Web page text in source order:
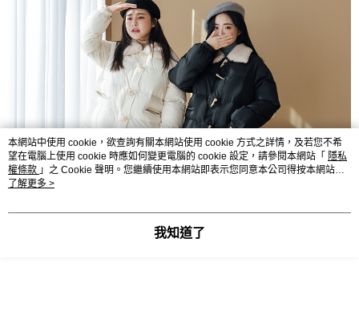
本網站中使用 cookie，欲查詢有關本網站使用 cookie 方式之詳情，及若您不希
望在電腦上使用 cookie 時應如何變更電腦的 cookie 設定，請參閱本網站「 隱私
權條款 」之 Cookie 聲明。您繼續使用本網站即表示您同意本公司得按本網站使
用條款之 Cookie 聲明使用 cookie。
了解更多 >
我知道了